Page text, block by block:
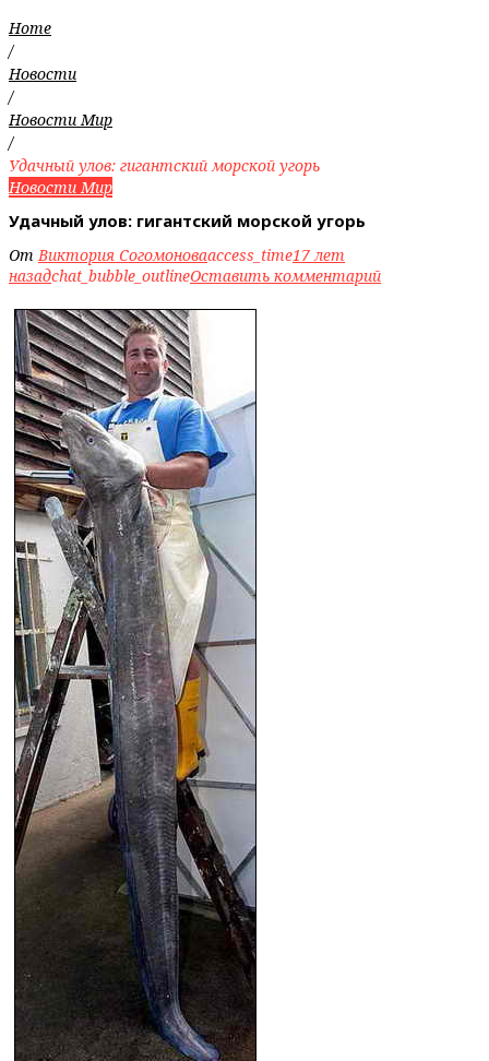
Home
/
Новости
/
Новости Мир
/
Удачный улов: гигантский морской угорь
Новости Мир
Удачный улов: гигантский морской угорь
ОтВиктория Согомоноваaccess_time17 лет
назадchat_bubble_outlineОставить комментарий